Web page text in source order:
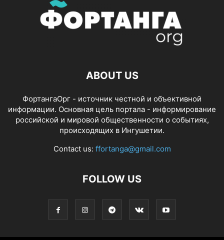
ABOUT US
ФортангаОрг - источник честной и объективной
информации. Основная цель портала - информирование
российской и мировой общественности о событиях,
происходящих в Ингушетии.
Contact us: ffortanga@gmail.com
FOLLOW US